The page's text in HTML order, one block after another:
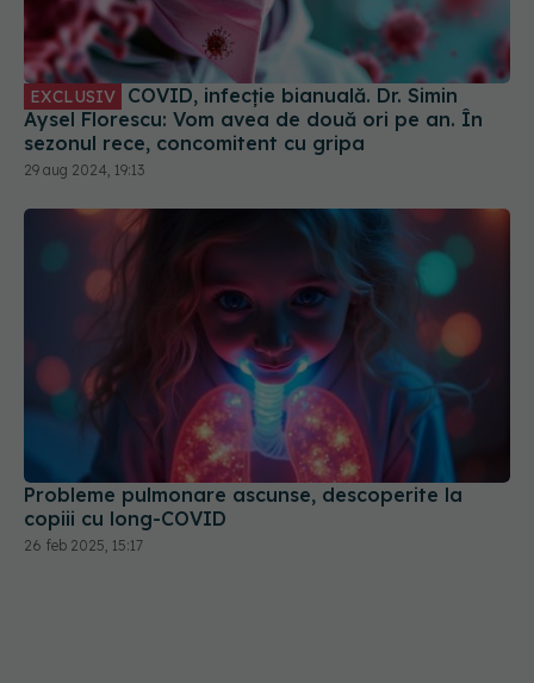
EXCLUSIV
Aysel Florescu: Vom avea de două ori pe an. În
sezonul rece, concomitent cu gripa
29 aug 2024, 19:13
Probleme pulmonare ascunse, descoperite la
copiii cu long-COVID
26 feb 2025, 15:17